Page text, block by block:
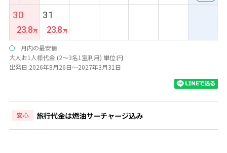
30
23.8
31
23.8
○…月内の最安値
大人お1人様代金 (2～3名1室利用) 単位:円
出発日:2026年8月26日～2027年3月31日
安心 旅行代金は燃油サーチャージ込み